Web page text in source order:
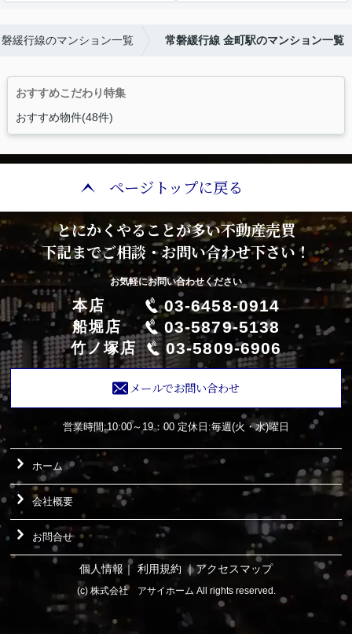
緩行線のマンション一覧 常磐緩行線 金町駅のマンション一覧
おすすめこだわり特集
おすすめ物件(48件)
ページトップに戻る
とにかくやることが多い不動産売買
下記までご相談・お問い合わせ下さい！
お気軽にお問い合わせください
本店 03-6458-0914
船堀店 03-5879-5138
竹ノ塚店 03-5809-6906
メールでお問い合わせ
営業時間:10:00～19：00 定休日:毎週(火・水)曜日
ホーム
会社概要
お問合せ
個人情報 ｜ 利用規約 ｜アクセスマップ
(c) 株式会社 アサイホーム All rights reserved.